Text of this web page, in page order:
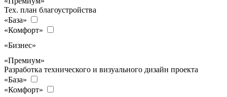
Тех. план благоустройства
«База»
«Комфорт»
«Бизнес»
«Премиум»
Разработка технического и визуального дизайн проекта
«База»
«Комфорт»